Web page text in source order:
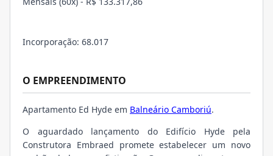
Incorporação: 68.017
O EMPREENDIMENTO
Apartamento Ed Hyde em Balneário Camboriú.
O aguardado lançamento do Edifício Hyde pela
Construtora Embraed promete estabelecer um novo